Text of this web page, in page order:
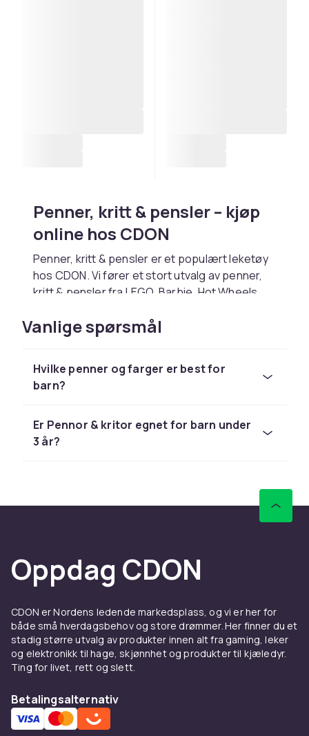
Penner, kritt & pensler – kjøp
online hos CDON
Penner, kritt & pensler er et populært leketøy
hos CDON. Vi fører et stort utvalg av penner,
kritt & pensler fra LEGO, Barbie, Hot Wheels,
priser.
alder og interesser. Hos CDON handler du trygt
med rask levering og enkel retur.
Hos CDON finner du penner, kritt & pensler fra
LEGO, Barbie og Schleich til
LEGO, Barbie og Schleich til
konkurransedyktige priser med rask levering
Sammenlign produkter og les
kundeanmeldelser for å finne beste leketøy. Vi
har et stort sortiment til alle budsjetter.
LEGO, Barbie og Schleich til
konkurransedyktige priser med rask levering
og enkel retur.
Vanlige spørsmål
Hvilke penner og farger er best for
barn?
Er Pennor & kritor egnet for barn under
3 år?
Oppdag CDON
CDON er Nordens ledende markedsplass, og vi er her for
både små hverdagsbehov og store drømmer. Her finner du et
stadig større utvalg av produkter innen alt fra gaming, leker
og elektronikk til hage, skjønnhet og produkter til kjæledyr.
Ting for livet, rett og slett.
Betalingsalternativ